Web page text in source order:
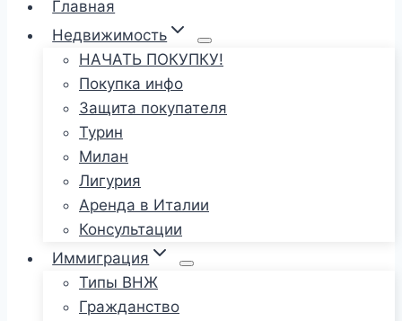
Главная
Недвижимость
НАЧАТЬ ПОКУПКУ!
Покупка инфо
Защита покупателя
Турин
Милан
Лигурия
Аренда в Италии
Консультации
Иммиграция
Типы ВНЖ
Гражданство